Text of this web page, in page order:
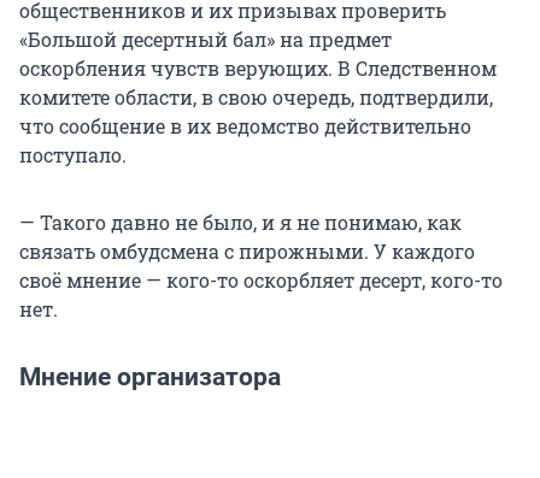
общественников и их призывах проверить
«Большой десертный бал» на предмет
оскорбления чувств верующих. В Следственном
комитете области, в свою очередь, подтвердили,
что сообщение в их ведомство действительно
поступало.
— Такого давно не было, и я не понимаю, как
связать омбудсмена с пирожными. У каждого
своё мнение — кого-то оскорбляет десерт, кого-то
нет.
Мнение организатора